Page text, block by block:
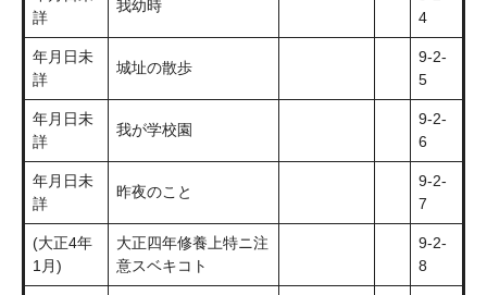
詳
我幼時
4
年月日未
詳
城址の散歩
9-2-
5
年月日未
詳
我が学校園
9-2-
6
年月日未
詳
昨夜のこと
9-2-
7
(大正4年
1月)
大正四年修養上特ニ注
意スベキコト
9-2-
8